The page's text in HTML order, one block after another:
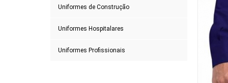
Uniformes de Construção
Uniformes Hospitalares
Uniformes Profissionais